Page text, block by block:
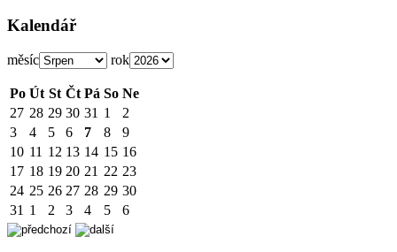
Kalendář
měsíc rok
Po Út St Čt Pá So Ne
27 28 29 30 31 1
2
3
4 5 6 7 8
9
10 11 12 13 14 15 16
17 18 19 20 21 22 23
24 25 26 27 28 29 30
31 1 2 3 4 5 6